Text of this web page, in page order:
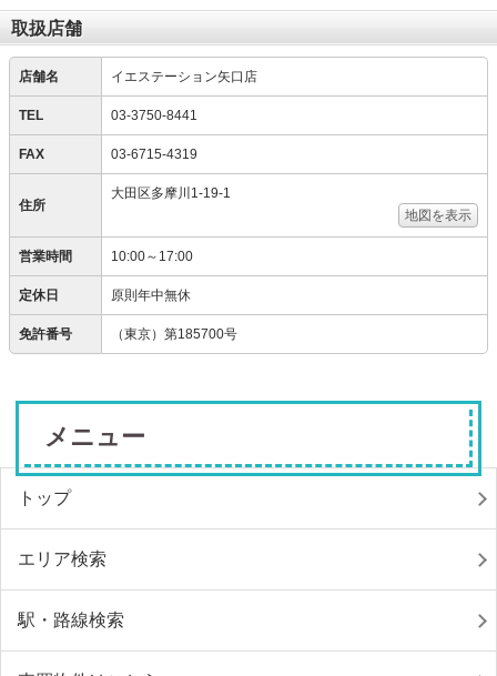
取扱店舗
店舗名 イエステーション矢口店
TEL 03-3750-8441
FAX 03-6715-4319
住所
大田区多摩川1-19-1
地図を表示
営業時間 10:00～17:00
定休日 原則年中無休
免許番号 （東京）第185700号
メニュー
トップ
エリア検索
駅・路線検索